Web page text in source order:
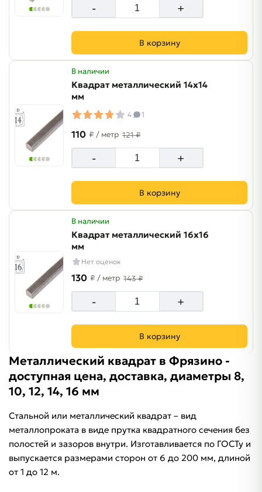
- +
В корзину
В наличии
Квадрат металлический 14х14
мм
4 1
110 ₽ / метр 121 ₽
- +
В корзину
В наличии
Квадрат металлический 16х16
мм
Нет оценок
130 ₽ / метр 143 ₽
- +
В корзину
Металлический квадрат в Фрязино -
доступная цена, доставка, диаметры 8,
10, 12, 14, 16 мм
Стальной или металлический квадрат – вид
металлопроката в виде прутка квадратного сечения без
полостей и зазоров внутри. Изготавливается по ГОСТу и
выпускается размерами сторон от 6 до 200 мм, длиной
от 1 до 12 м.